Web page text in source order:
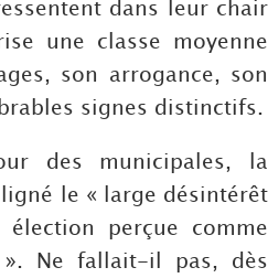
dans leur chair
une classe moyenne
son arrogance, son
signes distinctifs.
des municipales, la
le « large désintérêt
perçue comme
». Ne fallait-il pas, dès